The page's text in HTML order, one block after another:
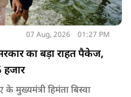
07 Aug, 2026 01:27 PM
का बड़ा राहत पैकेज,
हजार